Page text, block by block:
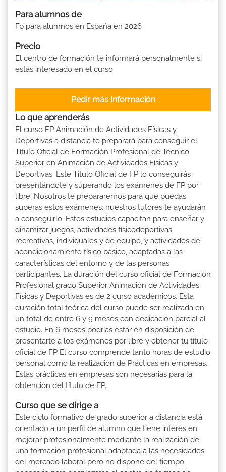
Para alumnos de
Fp para alumnos en España en 2026
Precio
El centro de formación te informará personalmente si
estás interesado en el curso
Pedir más Información
Lo que aprenderás
El curso FP Animación de Actividades Físicas y
Deportivas a distancia te preparará para conseguir el
Título Oficial de Formación Profesional de Técnico
Superior en Animación de Actividades Físicas y
Deportivas. Este Título Oficial de FP lo conseguirás
presentándote y superando los exámenes de FP por
libre. Nosotros te prepararemos para que puedas
superas estos exámenes: nuestros tutores te ayudarán
a conseguirlo. Estos estudios capacitan para enseñar y
dinamizar juegos, actividades físicodeportivas
recreativas, individuales y de equipo, y actividades de
acondicionamiento físico básico, adaptadas a las
características del entorno y de las personas
participantes. La duración del curso oficial de Formacion
Profesional grado Superior Animación de Actividades
Físicas y Deportivas es de 2 curso académicos. Esta
duración total teórica del curso puede ser realizada en
un total de entre 6 y 9 meses con dedicación parcial al
estudio. En 6 meses podrías estar en disposición de
presentarte a los exámenes por libre y obtener tu título
oficial de FP El curso comprende tanto horas de estudio
personal como la realización de Prácticas en empresas.
Estas prácticas en empresas son necesarias para la
obtención del título de FP.
Curso que se dirige a
Este ciclo formativo de grado superior a distancia está
orientado a un perfil de alumno que tiene interés en
mejorar profesionalmente mediante la realización de
una formación profesional adaptada a las necesidades
del mercado laboral pero no dispone del tiempo